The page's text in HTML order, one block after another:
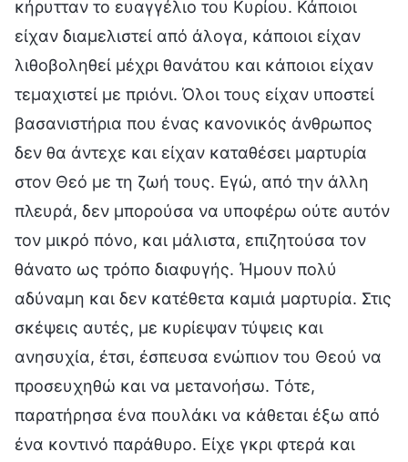
κήρυτταν το ευαγγέλιο του Κυρίου. Κάποιοι
είχαν διαμελιστεί από άλογα, κάποιοι είχαν
λιθοβοληθεί μέχρι θανάτου και κάποιοι είχαν
τεμαχιστεί με πριόνι. Όλοι τους είχαν υποστεί
βασανιστήρια που ένας κανονικός άνθρωπος
δεν θα άντεχε και είχαν καταθέσει μαρτυρία
στον Θεό με τη ζωή τους. Εγώ, από την άλλη
πλευρά, δεν μπορούσα να υποφέρω ούτε αυτόν
τον μικρό πόνο, και μάλιστα, επιζητούσα τον
θάνατο ως τρόπο διαφυγής. Ήμουν πολύ
αδύναμη και δεν κατέθετα καμιά μαρτυρία. Στις
σκέψεις αυτές, με κυρίεψαν τύψεις και
ανησυχία, έτσι, έσπευσα ενώπιον του Θεού να
προσευχηθώ και να μετανοήσω. Τότε,
παρατήρησα ένα πουλάκι να κάθεται έξω από
ένα κοντινό παράθυρο. Είχε γκρι φτερά και